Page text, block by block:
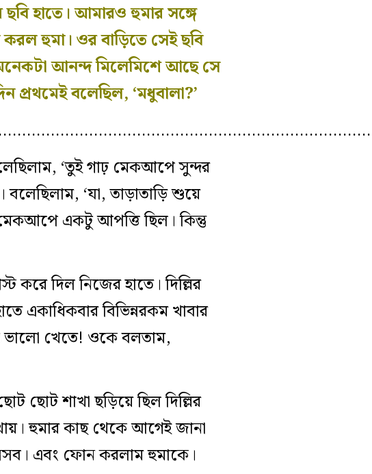
হাতে। আমারও হুমার সঙ্গে
হুমা। ওর বাড়িতে সেই ছবি
আনন্দ মিলেমিশে আছে সে
প্রথমেই বলেছিল, ‘মধুবালা?’
‘তুই গাঢ় মেকআপে সুন্দর
‘যা, তাড়াতাড়ি শুয়ে
একটু আপত্তি ছিল। কিন্তু
দিল নিজের হাতে। দিল্লির
একাধিকবার বিভিন্নরকম খাবার
ভালো খেতে! ওকে বলতাম,
ছোট শাখা ছড়িয়ে ছিল দিল্লির
হুমার কাছ থেকে আগেই জানা
এবং ফোন করলাম হুমাকে।